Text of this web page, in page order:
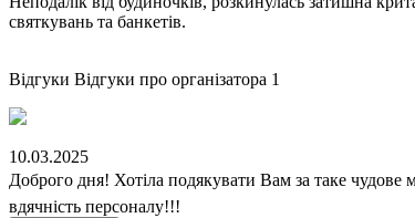
святкувань та банкетів.
Відгуки Відгуки про організатора 1
10.03.2025
Доброго дня! Хотіла подякувати Вам за таке
вдячність персоналу!!!